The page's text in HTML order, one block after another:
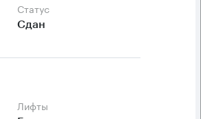
Статус
Сдан
Лифты